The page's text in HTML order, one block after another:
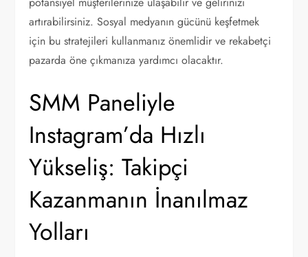
artırabilirsiniz. Sosyal medyanın gücünü keşfetmek
için bu stratejileri kullanmanız önemlidir ve rekabetçi
pazarda öne çıkmanıza yardımcı olacaktır.
SMM Paneliyle
Instagram’da Hızlı
Yükseliş: Takipçi
Kazanmanın İnanılmaz
Yolları